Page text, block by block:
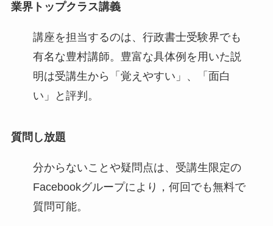
業界トップクラス講義
講座を担当するのは、行政書士受験界でも
有名な豊村講師。豊富な具体例を用いた説
明は受講生から「覚えやすい」、「面白
い」と評判。
質問し放題
分からないことや疑問点は、受講生限定の
Facebookグループにより，何回でも無料で
質問可能。